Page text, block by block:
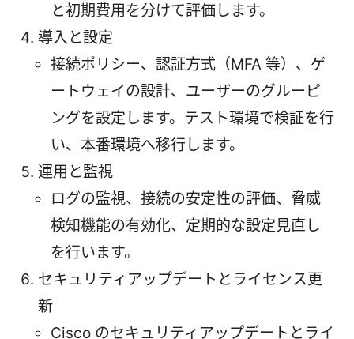
と初期費用を分けて評価します。
導入と設定
接続ポリシー、認証方式（MFA 等）、ゲ
ートウェイの設計、ユーザーのグルーピ
ングを設定します。テスト環境で検証を行
い、本番環境へ移行します。
運用と監視
ログの監視、接続の安定性の評価、脅威
検知機能の有効化、定期的な設定見直し
を行います。
セキュリティアップデートとライセンス更
新
Cisco のセキュリティアップデートとライ